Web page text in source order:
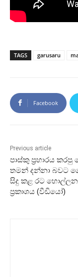
TAGS garusaru
Facebook
Previous article
පාස්කු ප්‍රහාරය කරපු
තමන් දන්නා බවට
සිදු කළ රට හොල්ලන
ප්‍රකාශය (වීඩියෝ)